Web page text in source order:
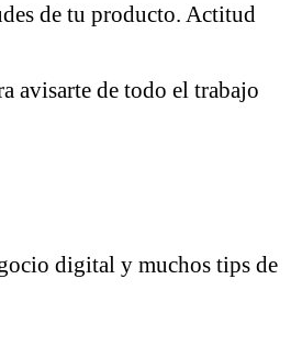
de tu producto. Actitud
avisarte de todo el trabajo
digital y muchos tips de